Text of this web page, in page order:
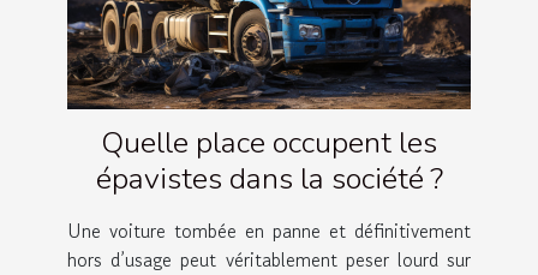
Quelle place occupent les
épavistes dans la société ?
Une voiture tombée en panne et définitivement
hors d’usage peut véritablement peser lourd sur